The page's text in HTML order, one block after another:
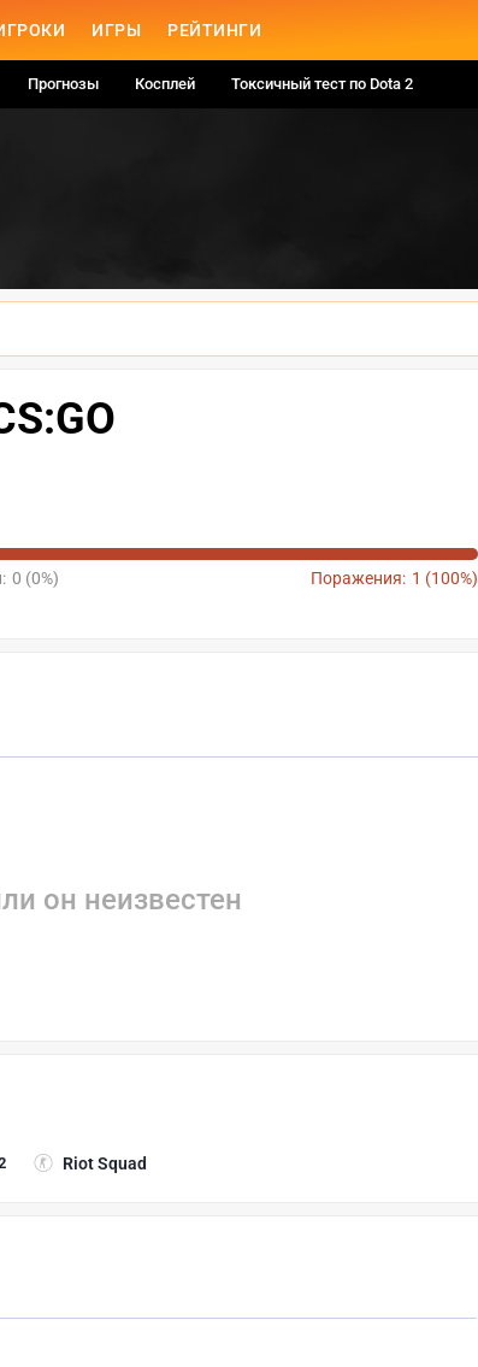
ИГРЫ РЕЙТИНГИ
Прогнозы Косплей Токсичный тест по Dota 2
0 (0%) Поражения: 1 (100%)
он неизвестен
Riot Squad